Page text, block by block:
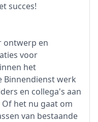
succes!
ontwerp en
voor
het
Binnendienst werk
en collega's aan
het nu gaat om
van bestaande